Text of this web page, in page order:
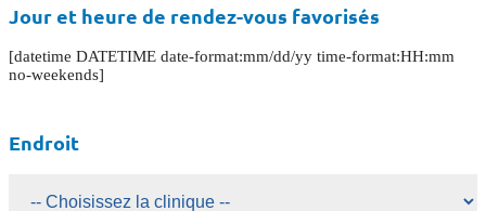
Jour et heure de rendez-vous favorisés
[datetime DATETIME date-format:mm/dd/yy time-format:HH:mm
no-weekends]
Endroit